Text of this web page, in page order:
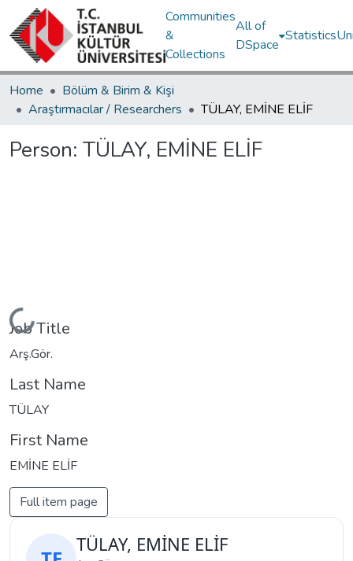
Communities
&
Collections
All of
DSpace
Statistics
Home
Bölüm & Birim & Kişi
Araştırmacılar / Researchers
TÜLAY, EMİNE ELİF
Person: TÜLAY, EMİNE ELİF
Job Title
Arş.Gör.
Last Name
TÜLAY
First Name
EMİNE ELİF
Full item page
TÜLAY, EMİNE ELİF